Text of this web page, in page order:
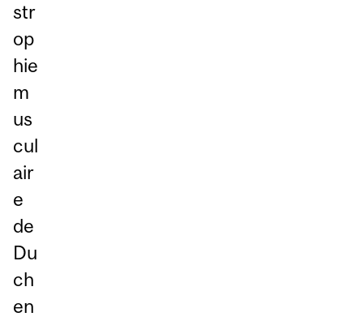
str
op
hie
m
us
cul
air
e
de
Du
ch
en